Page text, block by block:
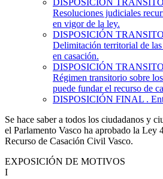
Resoluciones judiciales
en vigor de la ley.
DISPOSICIÓN
Delimitación territorial de
en casación.
DISPOSICIÓN
Régimen transitorio sobre
puede fundar el recurso de
DISPOSICIÓN FINAL .
Se hace saber a todos los ciudadanos y
el Parlamento Vasco ha aprobado la Ley
Recurso de Casación Civil Vasco.
EXPOSICIÓN DE MOTIVOS
I